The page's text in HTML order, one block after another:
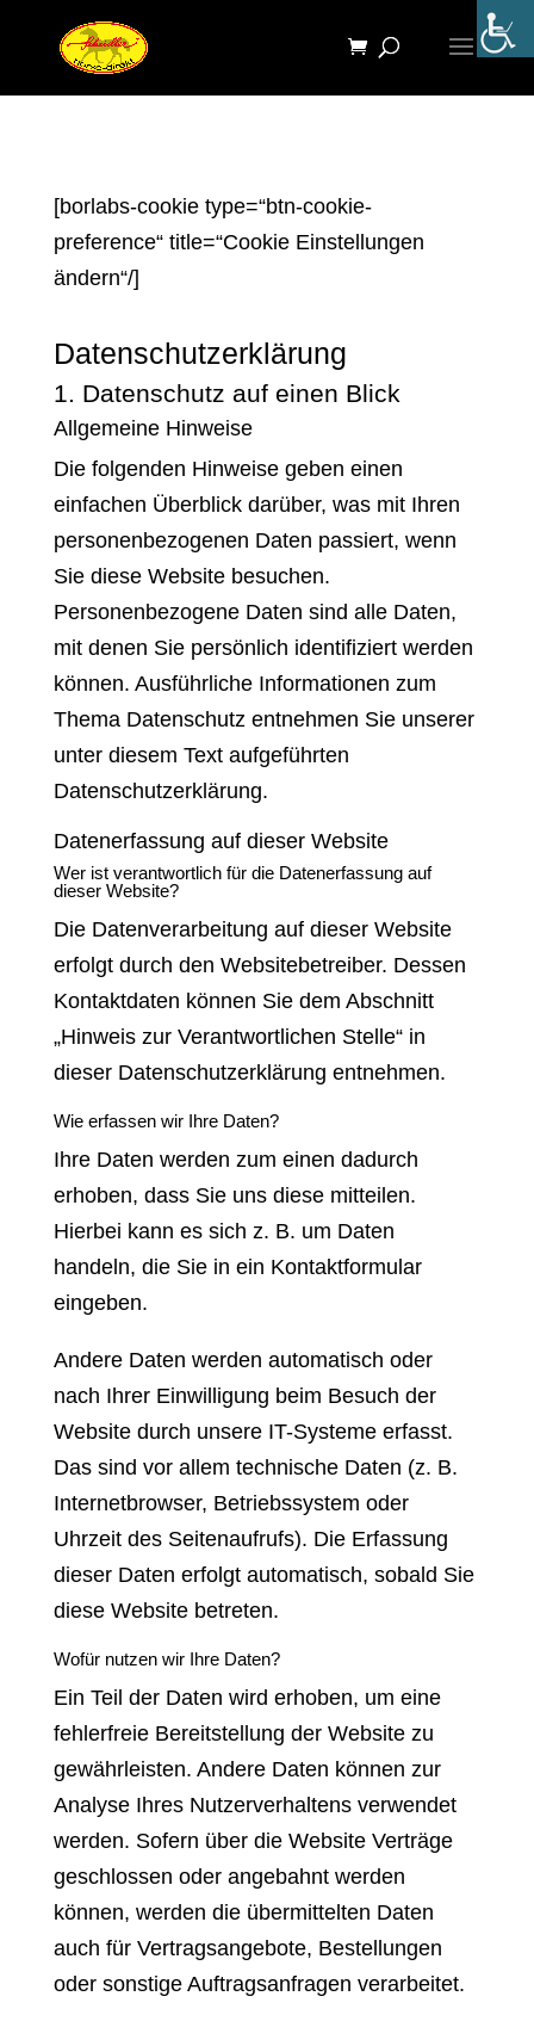
[borlabs-cookie type=“btn-cookie-
preference“ title=“Cookie Einstellungen
ändern“/]
Datenschutz­erklärung
1. Datenschutz auf einen Blick
Allgemeine Hinweise
Die folgenden Hinweise geben einen
einfachen Überblick darüber, was mit Ihren
personenbezogenen Daten passiert, wenn
Sie diese Website besuchen.
Personenbezogene Daten sind alle Daten,
mit denen Sie persönlich identifiziert werden
können. Ausführliche Informationen zum
Thema Datenschutz entnehmen Sie unserer
unter diesem Text aufgeführten
Datenschutzerklärung.
Datenerfassung auf dieser Website
Wer ist verantwortlich für die Datenerfassung auf
dieser Website?
Die Datenverarbeitung auf dieser Website
erfolgt durch den Websitebetreiber. Dessen
Kontaktdaten können Sie dem Abschnitt
„Hinweis zur Verantwortlichen Stelle“ in
dieser Datenschutzerklärung entnehmen.
Wie erfassen wir Ihre Daten?
Ihre Daten werden zum einen dadurch
erhoben, dass Sie uns diese mitteilen.
Hierbei kann es sich z. B. um Daten
handeln, die Sie in ein Kontaktformular
eingeben.
Andere Daten werden automatisch oder
nach Ihrer Einwilligung beim Besuch der
Website durch unsere IT-Systeme erfasst.
Das sind vor allem technische Daten (z. B.
Internetbrowser, Betriebssystem oder
Uhrzeit des Seitenaufrufs). Die Erfassung
dieser Daten erfolgt automatisch, sobald Sie
diese Website betreten.
Wofür nutzen wir Ihre Daten?
Ein Teil der Daten wird erhoben, um eine
fehlerfreie Bereitstellung der Website zu
gewährleisten. Andere Daten können zur
Analyse Ihres Nutzerverhaltens verwendet
werden. Sofern über die Website Verträge
geschlossen oder angebahnt werden
können, werden die übermittelten Daten
auch für Vertragsangebote, Bestellungen
oder sonstige Auftragsanfragen verarbeitet.